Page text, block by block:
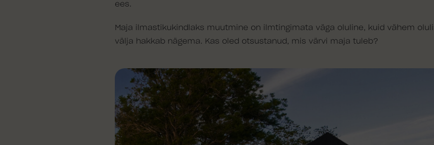
ees.
Maja ilmastikukindlaks muutmine on ilmtingimata väga oluline, kuid vähem
välja hakkab nägema. Kas oled otsustanud, mis värvi maja tuleb?